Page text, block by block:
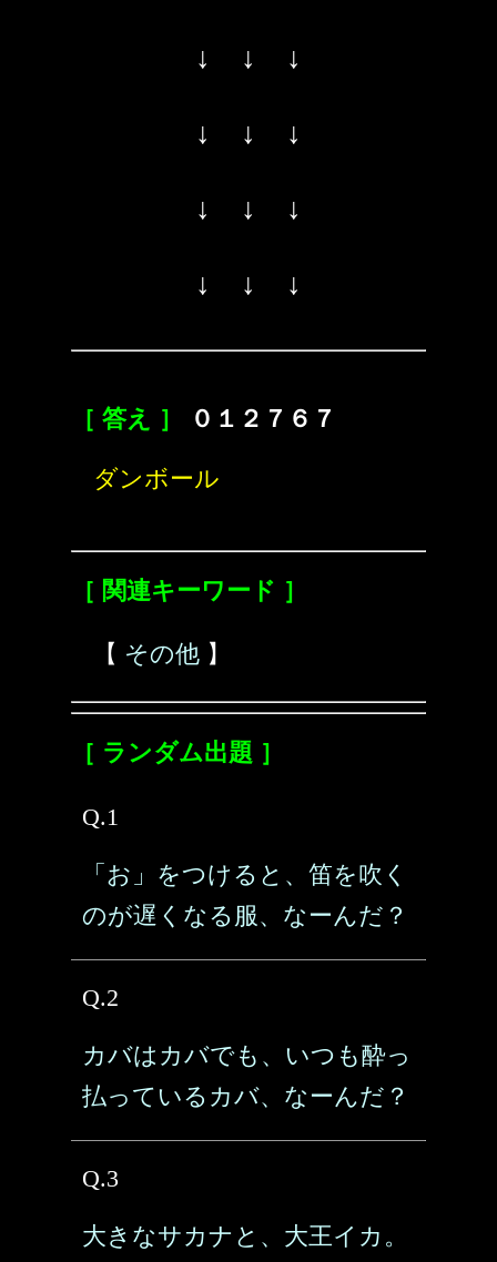
↓ ↓ ↓
↓ ↓ ↓
↓ ↓ ↓
↓ ↓ ↓
［ 答え ］ ０１２７６７
ダンボール
［ 関連キーワード ］
【 その他 】
［ ランダム出題 ］
Q.1
「お」をつけると、笛を吹く
のが遅くなる服、なーんだ？
Q.2
カバはカバでも、いつも酔っ
払っているカバ、なーんだ？
Q.3
大きなサカナと、大王イカ。